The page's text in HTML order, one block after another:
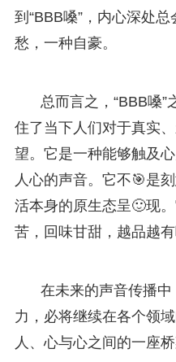
到“BBB嗓”，内心深处
愁，一种自豪。
总而言之，“BBB嗓
住了当下人们对于真实
望。它是一种能够触及
人心的声音。它不🎯是
活本身的原生态呈🙂现
苦，回味甘甜，越品越有
在未来的声音传播中
力，必将继续在各个领
人、心与心之间的一座桥